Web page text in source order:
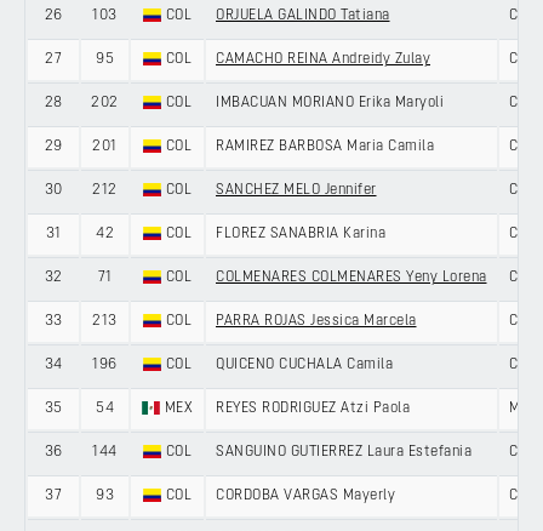
26 103 COL ORJUELA GALINDO Tatiana
27 95 COL CAMACHO REINA Andreidy Zulay
28 202 COL IMBACUAN MORIANO Erika Maryoli
29 201 COL RAMIREZ BARBOSA Maria Camila
30 212 COL SANCHEZ MELO Jennifer
31 42 COL FLOREZ SANABRIA Karina
32 71 COL COLMENARES COLMENARES Yeny Lorena
33 213 COL PARRA ROJAS Jessica Marcela
34 196 COL QUICENO CUCHALA Camila
35 54 MEX REYES RODRIGUEZ Atzi Paola
36 144 COL SANGUINO GUTIERREZ Laura Estefania
37 93 COL CORDOBA VARGAS Mayerly